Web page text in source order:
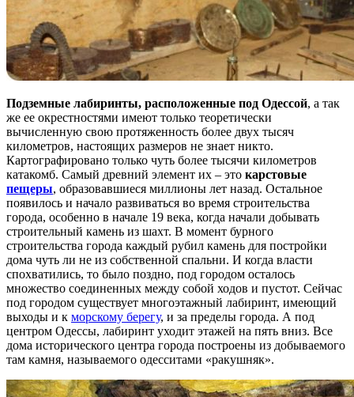
Подземные лабиринты, расположенные под Одессой, а так
же ее окрестностями имеют только теоретически
вычисленную свою протяженность более двух тысяч
километров, настоящих размеров не знает никто.
Картографировано только чуть более тысячи километров
катакомб. Самый древний элемент их – это карстовые
пещеры, образовавшиеся миллионы лет назад. Остальное
появилось и начало развиваться во время строительства
города, особенно в начале 19 века, когда начали добывать
строительный камень из шахт. В момент бурного
строительства города каждый рубил камень для постройки
дома чуть ли не из собственной спальни. И когда власти
спохватились, то было поздно, под городом осталось
множество соединенных между собой ходов и пустот. Сейчас
под городом существует многоэтажный лабиринт, имеющий
выходы и к морскому берегу, и за пределы города. А под
центром Одессы, лабиринт уходит этажей на пять вниз. Все
дома исторического центра города построены из добываемого
там камня, называемого одесситами «ракушняк».